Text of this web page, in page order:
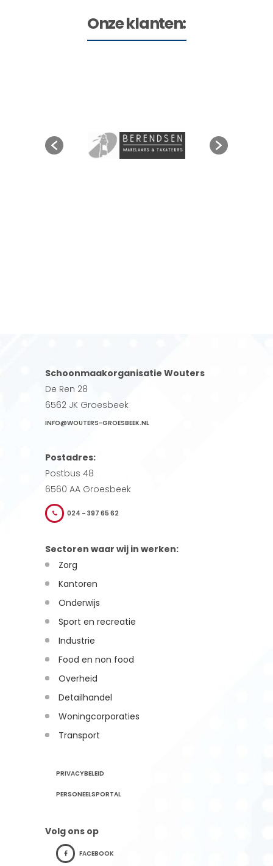
Onze klanten:
Schoonmaakorganisatie Wouters
De Ren 28
6562 JK Groesbeek
INFO@WOUTERS-GROESBEEK.NL
Postadres:
Postbus 48
6560 AA Groesbeek
024 – 397 65 62
Sectoren waar wij in werken:
Zorg
Kantoren
Onderwijs
Sport en recreatie
Industrie
Food en non food
Overheid
Detailhandel
Woningcorporaties
Transport
PRIVACYBELEID
PERSONEELSPORTAL
Volg ons op
FACEBOOK